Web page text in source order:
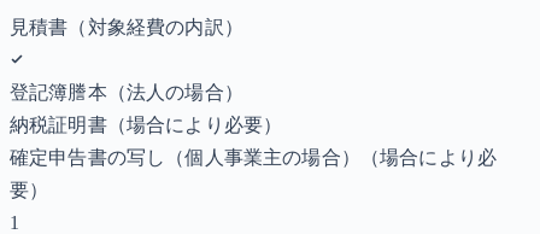
見積書（対象経費の内訳）
登記簿謄本（法人の場合）
納税証明書（場合により必要）
確定申告書の写し（個人事業主の場合）
（場合により必
要）
1